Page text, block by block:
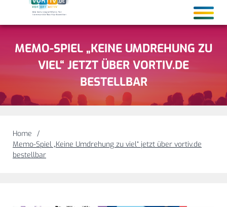
MEMO-SPIEL „KEINE UMDREHUNG ZU
VIEL“ JETZT ÜBER VORTIV.DE
BESTELLBAR
Home
Memo-Spiel „Keine Umdrehung zu viel“ jetzt über vortiv.de
bestellbar